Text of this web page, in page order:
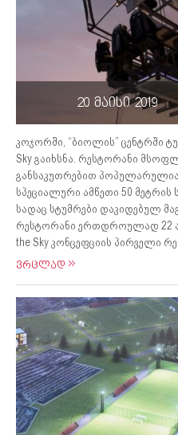
20 მაისი 2019
კოჯორში, “ბიოლის” ცენტრში
Sky გაიხსნა. რესტორანი
განსაკუთრებით
სპეციალური ამწეთი 50
სადაც სტუმრები დაკიდებულ
რესტორანი ერთდროულად 22
the Sky კონცეფციის პირველი
ვრცლად